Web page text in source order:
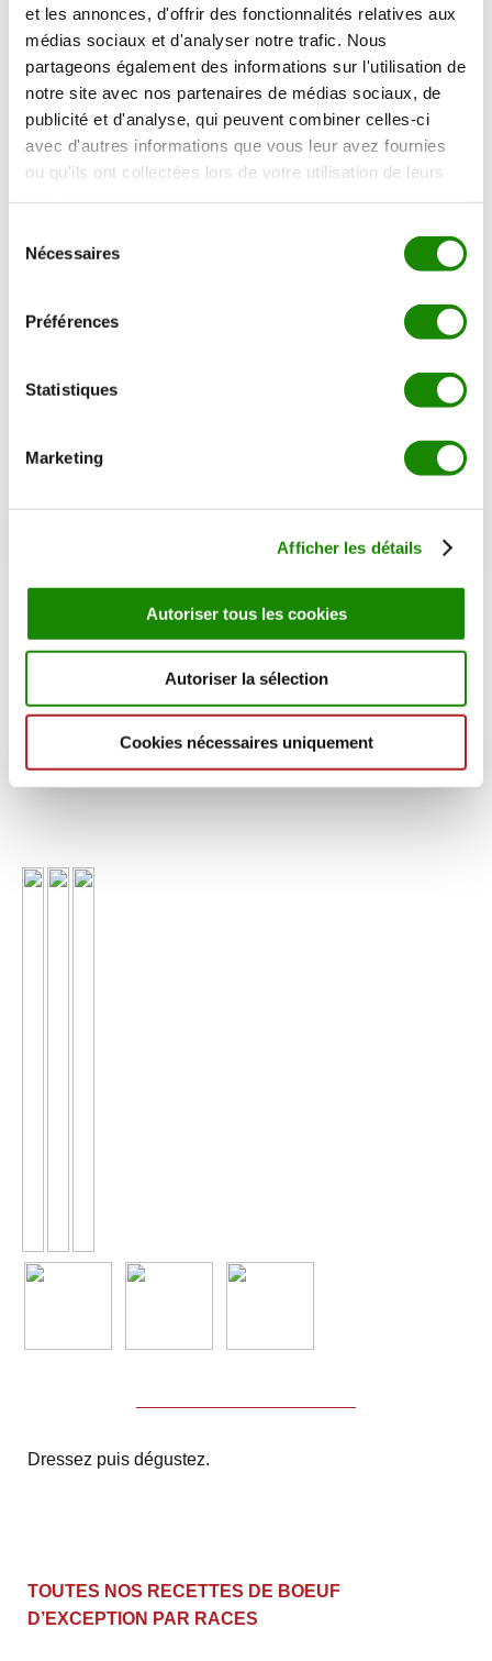
et les annonces, d'offrir des fonctionnalités relatives aux
médias sociaux et d'analyser notre trafic. Nous
partageons également des informations sur l'utilisation de
notre site avec nos partenaires de médias sociaux, de
publicité et d'analyse, qui peuvent combiner celles-ci
avec d'autres informations que vous leur avez fournies
ou qu'ils ont collectées lors de votre utilisation de leurs
Nécessaires
Préférences
Statistiques
Marketing
Afficher les détails
Autoriser tous les cookies
Autoriser la sélection
Cookies nécessaires uniquement
2. Puis taillez le foie gras à 2 cm puis assaisonnez
3. Ensuite taillez le filet de bœuf à 2 cm puis le faire
rissoler. Enroulez le avec le foie gras à l’aide de film
alimentaire puis laissez refroidir minimum 2 h.
4. Blanchir les feuilles de blettes à l’eau bouillante salée
pendant 1 min.
5. Préparez les crêpes de façon traditionnelle en ajoutant
disposez le bœuf-foie gras. Nappez le avec la duxelles
7. Enfin déposez sur la pâte à feuilletée puis enroulez.
Nappez la de jaunes d’œufs pour la dorure
8. Mettre au four à 230 degrés pendant 30- 40min.
Dressez puis dégustez.
TOUTES NOS RECETTES DE BOEUF
D’EXCEPTION PAR RACES